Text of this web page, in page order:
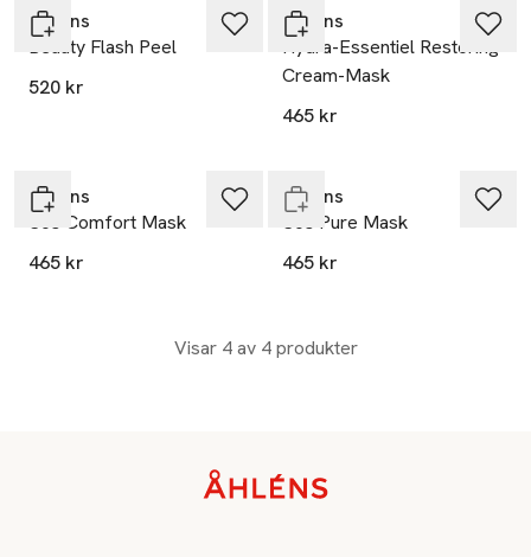
Clarins
Beauty Flash Peel
520 kr
Clarins
Hydra-Essentiel Restoring
Cream-Mask
465 kr
Clarins
Sos Comfort Mask
465 kr
Clarins
Sos Pure Mask
465 kr
Visar 4 av 4 produkter